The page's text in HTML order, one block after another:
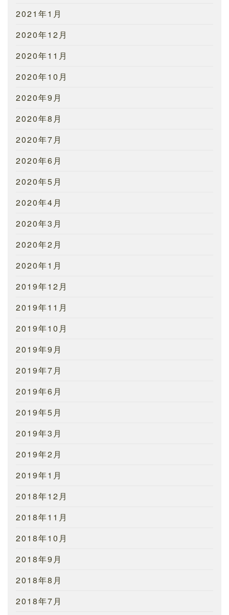
2021年1月
2020年12月
2020年11月
2020年10月
2020年9月
2020年8月
2020年7月
2020年6月
2020年5月
2020年4月
2020年3月
2020年2月
2020年1月
2019年12月
2019年11月
2019年10月
2019年9月
2019年7月
2019年6月
2019年5月
2019年3月
2019年2月
2019年1月
2018年12月
2018年11月
2018年10月
2018年9月
2018年8月
2018年7月